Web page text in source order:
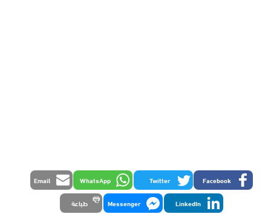
Facebook
Twitter
WhatsApp
Email
LinkedIn
Messenger طباعة